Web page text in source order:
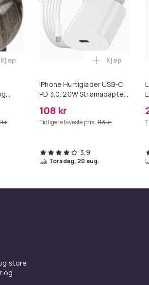
Sugekopp for Barn i handlekurven
kr
Legg 10x Premium hjørnebeskyttelse og
Kjøp
iPhone Hurtiglader USB-C
PD 3.0. 20W Strømadapter
108 kr
Tidligere laveste pris: 113 kr
Legg
Kjøp
3,9
torsdag, 20 aug.
store
og